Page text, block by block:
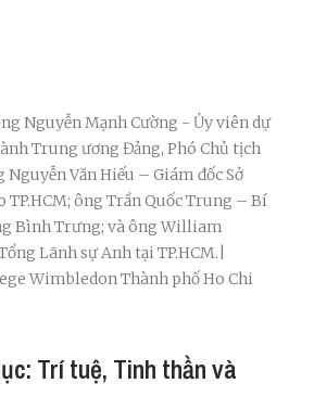
Nguyễn Mạnh Cường - Ủy viên dự
Trung ương Đảng, Phó Chủ tịch
Nguyễn Văn Hiếu – Giám đốc Sở
TP.HCM; ông Trần Quốc Trung – Bí
Bình Trưng; và ông William
Lãnh sự Anh tại TP.HCM.|
Wimbledon Thành phố Ho Chi
Trí tuệ, Tinh thần và